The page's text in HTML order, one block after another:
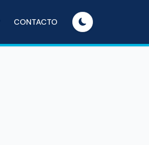
CONTACTO